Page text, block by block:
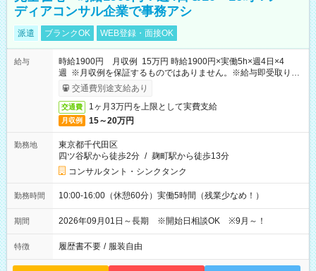
ディアコンサル企業で事務アシ
派遣 ブランクOK WEB登録・面接OK
給与
時給1900円 月収例 15万円 時給1900円×実働5h×週4日×4
週 ※月収例を保証するものではありません。※給与即受取りサ
ービス利用可（利用条件有）
交通費別途支給あり
交通費 1ヶ月3万円を上限として実費支給
月収例 15～20万円
勤務地
東京都千代田区
四ツ谷駅から徒歩2分 / 麹町駅から徒歩13分
コンサルタント・シンクタンク
勤務時間 10:00-16:00（休憩60分）実働5時間（残業少なめ！）
期間 2026年09月01日～長期 ※開始日相談OK ※9月～！
特徴 履歴書不要 / 服装自由